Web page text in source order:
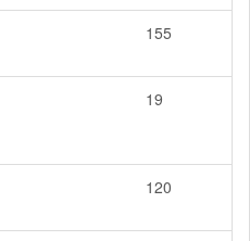
155
19
120